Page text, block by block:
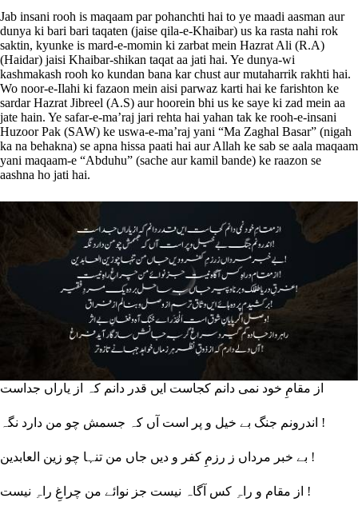
Jab insani rooh is maqaam par pohanchti hai to ye maadi aasman aur
dunya ki bari bari taqaten (jaise qila-e-Khaibar) us ka rasta nahi rok
saktin, kyunke is mard-e-momin ki zarbat mein Hazrat Ali (R.A)
(Haidar) jaisi Khaibar-shikan taqat aa jati hai. Ye dunya-wi
kashmakash rooh ko kundan bana kar chust aur mutaharrik rakhti hai.
Wo noor-e-Ilahi ki fazaon mein aisi parwaz karti hai ke farishton ke
sardar Hazrat Jibreel (A.S) aur hoorein bhi us ke saye ki zad mein aa
jate hain. Ye safar-e-ma’raj jari rehta hai yahan tak ke rooh-e-insani
Huzoor Pak (SAW) ke uswa-e-ma’raj yani “Ma Zaghal Basar” (nigah
ka na behakna) se apna hissa paati hai aur Allah ke sab se aala maqaam
yani maqaam-e “Abduhu” (sache aur kamil bande) ke raazon se
aashna ho jati hai.
از مقامِ خود نمی دانم کجاست ایں قدر دانم کہ از یاراں جداست
اندرونم جنگ بے خیل و پر است آں کہ جسمش چو من دارد نگہ !
بے خبر مرداں ز رزمِ کفر و دیں جاں من تنہا چو زین العابدین !
از مقام و راہِ کس آگاہ نیست جز نوائے من چراغِ راہِ نیست !